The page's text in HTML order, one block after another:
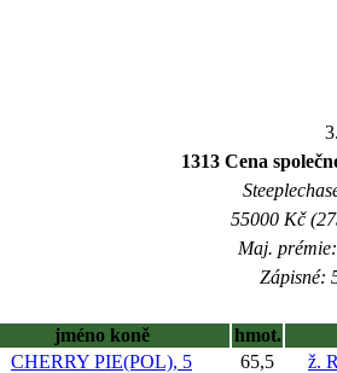
1313 Cena
55000 Kč
Maj.
Zápisné:
jméno koně
hmot.
CHERRY PIE(POL), 5 65,5
ž.